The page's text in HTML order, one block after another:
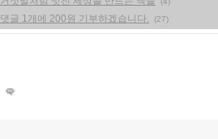
댓글 1개에 200원 기부하겠습니다. (27)